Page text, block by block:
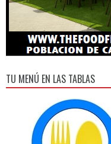
TU MENÚ EN LAS TABLAS